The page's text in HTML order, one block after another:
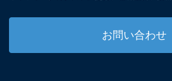
お問い合わせ